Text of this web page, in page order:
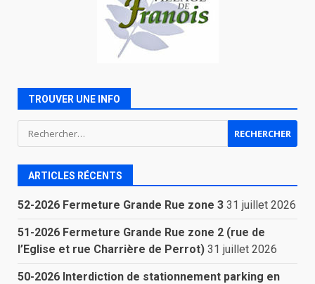
TROUVER UNE INFO
Rechercher :
ARTICLES RÉCENTS
52-2026 Fermeture Grande Rue zone 3 31 juillet 2026
51-2026 Fermeture Grande Rue zone 2 (rue de
l’Eglise et rue Charrière de Perrot) 31 juillet 2026
50-2026 Interdiction de stationnement parking en